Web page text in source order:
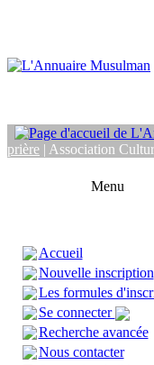
prière | Association
Menu
Accueil
Nouvelle inscription
Les formules
Se connecter
Recherche avancée
Nous contacter